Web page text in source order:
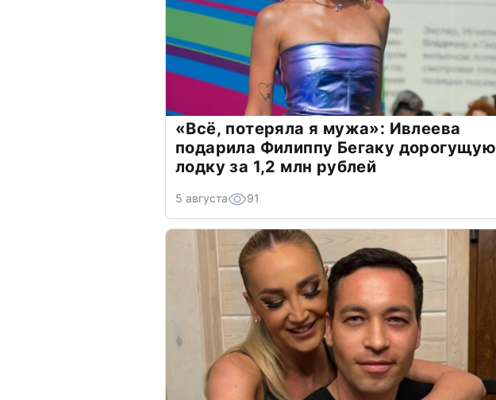
«Всё, потеряла я мужа»: Ивлеева
подарила Филиппу Бегаку дорогущую
лодку за 1,2 млн рублей
5 августа 91